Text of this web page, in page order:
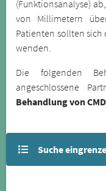
(Funktionsanalyse)
von Millimetern
Patienten sollten sich
wenden.
Die folgenden
angeschlossene
Behandlung von
Suche